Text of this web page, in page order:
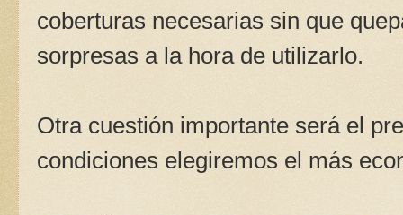
coberturas necesarias sin que
sorpresas a la hora de utilizarlo.
Otra cuestión importante será el
condiciones elegiremos el más